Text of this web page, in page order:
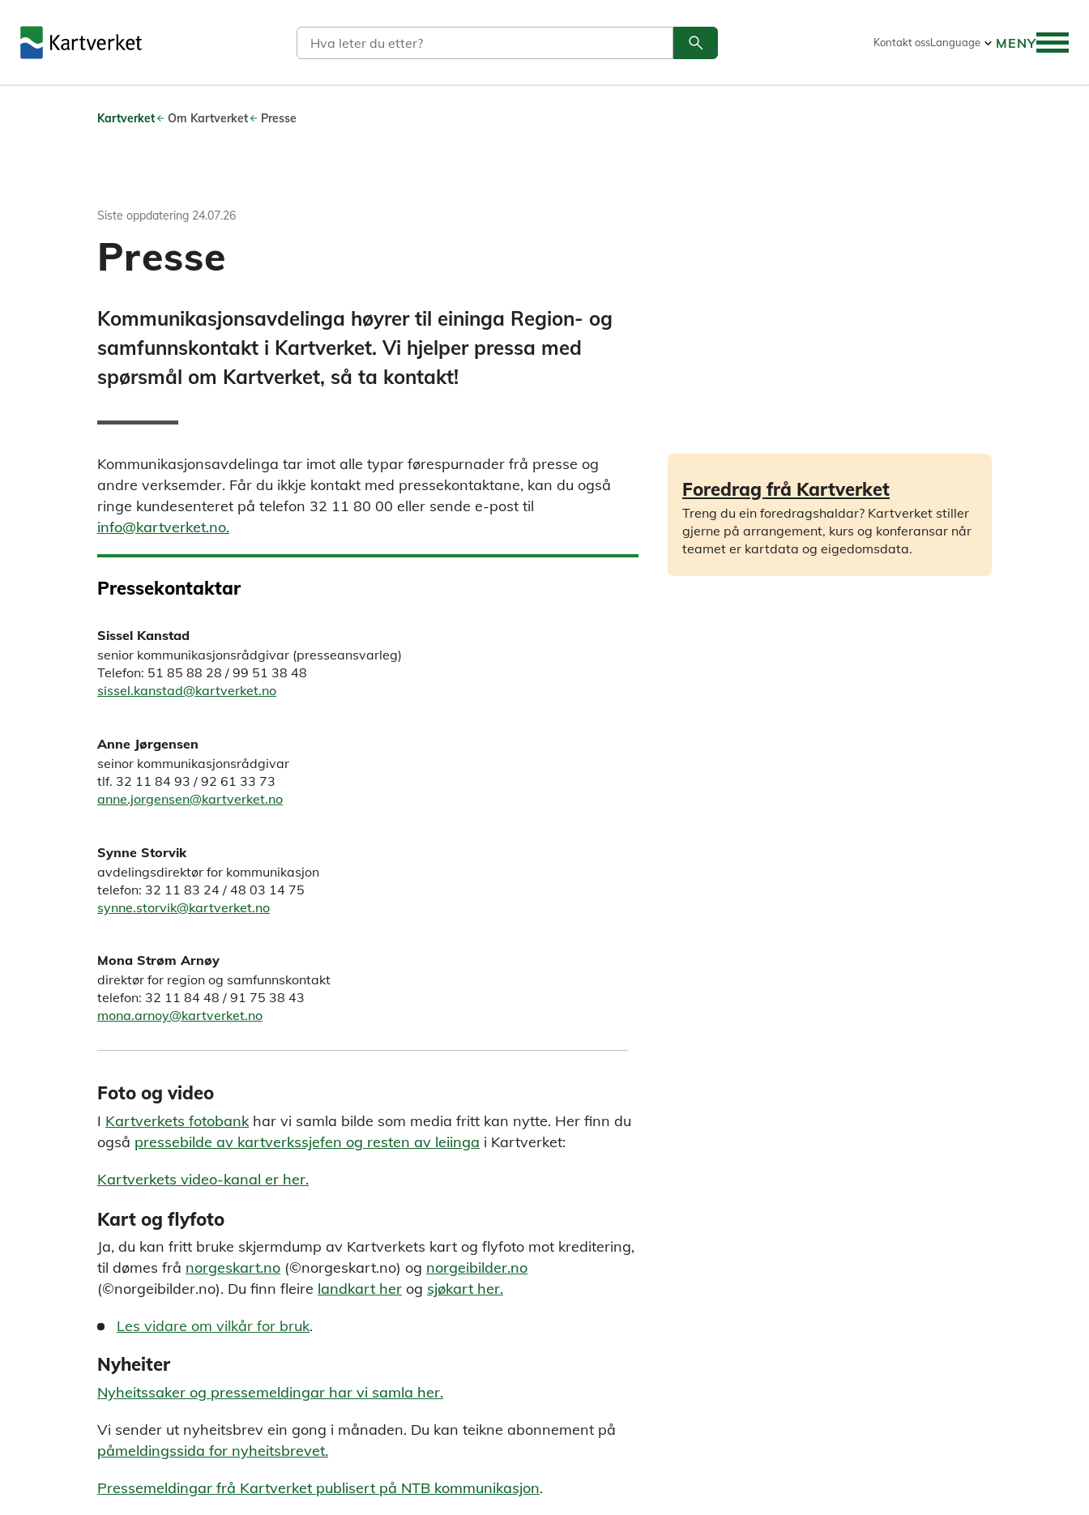
Søk
Søk
search Kontakt ossLanguage MENY
Kartverket Om Kartverket Presse
Siste oppdatering 24.07.26
Presse
Kommunikasjonsavdelinga høyrer til eininga Region- og
samfunnskontakt i Kartverket. Vi hjelper pressa med
spørsmål om Kartverket, så ta kontakt!
Kommunikasjonsavdelinga tar imot alle typar førespurnader frå presse og
andre verksemder. Får du ikkje kontakt med pressekontaktane, kan du også
ringe kundesenteret på telefon 32 11 80 00 eller sende e-post til
info@kartverket.no.
Pressekontaktar
Sissel Kanstad
senior kommunikasjonsrådgivar (presseansvarleg)
Telefon: 51 85 88 28 / 99 51 38 48
sissel.kanstad@kartverket.no
Anne Jørgensen
seinor kommunikasjonsrådgivar
tlf. 32 11 84 93 / 92 61 33 73
anne.jorgensen@kartverket.no
Synne Storvik
avdelingsdirektør for kommunikasjon
telefon: 32 11 83 24 / 48 03 14 75
synne.storvik@kartverket.no
Mona Strøm Arnøy
direktør for region og samfunnskontakt
telefon: 32 11 84 48 / 91 75 38 43
mona.arnoy@kartverket.no
Foredrag frå Kartverket
Treng du ein foredragshaldar? Kartverket stiller
gjerne på arrangement, kurs og konferansar når
teamet er kartdata og eigedomsdata.
Foto og video
I Kartverkets fotobankhar vi samla bilde som media fritt kan nytte. Her finn du
også pressebilde av kartverkssjefen og resten av leiinga i Kartverket:
Kartverkets video-kanal er her.
Kart og flyfoto
Ja, du kan fritt bruke skjermdump av Kartverkets kart og flyfoto mot kreditering,
til dømes frå norgeskart.no (©norgeskart.no) og norgeibilder.no
(©norgeibilder.no). Du finn fleire landkart her og sjøkart her.
Les vidare om vilkår for bruk.
Nyheiter
Nyheitssaker og pressemeldingar har vi samla her.
Vi sender ut nyheitsbrev ein gong i månaden. Du kan teikne abonnement på
påmeldingssida for nyheitsbrevet.
Pressemeldingar frå Kartverket publisert på NTB kommunikasjon.